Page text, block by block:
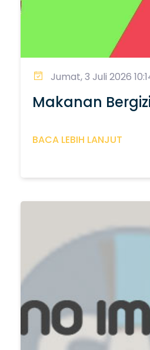
Jumat, 3 Juli 2026
Makanan
BACA LEBIH LANJUT